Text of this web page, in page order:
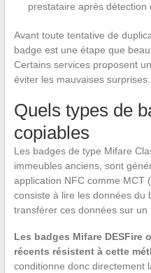
prestataire après détection
Avant toute tentative de
badge est une étape que
Certains services proposent
éviter les mauvaises surprises.
Quels types de
copiables
Les badges de type Mifare
immeubles anciens, sont
application NFC comme MCT
consiste à lire les données du
transférer ces données sur
Les badges Mifare DESFire
récents résistent à cette
conditionne donc directement